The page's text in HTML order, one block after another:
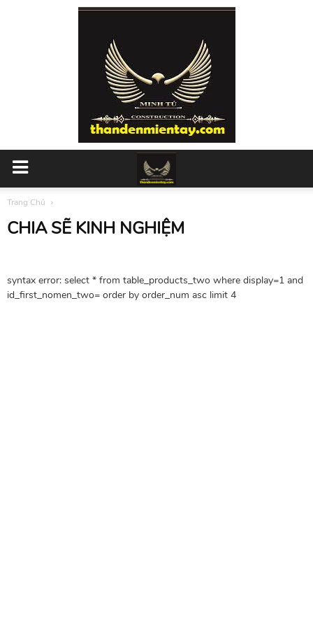
Trang Chủ
CHIA SẼ KINH NGHIỆM
syntax error: select * from table_products_two where display=1 and
id_first_nomen_two= order by order_num asc limit 4